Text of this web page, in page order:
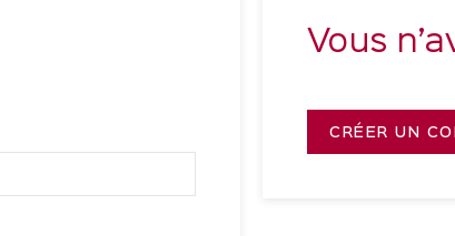
Vous
CRÉER UN